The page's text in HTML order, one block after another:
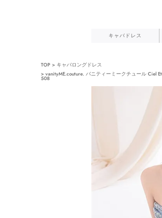
キャバドレス
TOP
キャバロングドレス
vanityME.couture. バニティーミークチュール Ciel
508